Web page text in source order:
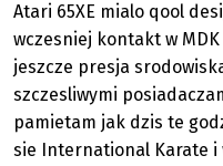
Atari 65XE mialo qool
wczesniej kontakt w
jeszcze presja
szczesliwymi
pamietam jak dzis te
sie International Karate i